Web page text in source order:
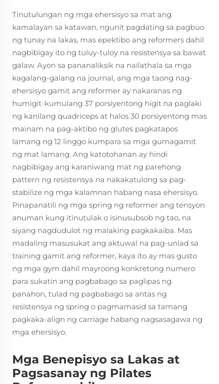
Tinutulungan ng mga ehersisyo sa mat ang
kamalayan sa katawan, ngunit pagdating sa pagbuo
ng tunay na lakas, mas epektibo ang reformers dahil
nagbibigay ito ng tuluy-tuloy na resistensya sa bawat
galaw. Ayon sa pananaliksik na nailathala sa mga
kagalang-galang na journal, ang mga taong nag-
ehersisyo gamit ang reformer ay nakaranas ng
humigit-kumulang 37 porsiyentong higit na paglaki
ng kanilang quadriceps at halos 30 porsiyentong mas
mainam na pag-aktibo ng glutes pagkatapos
lamang ng 12 linggo kumpara sa mga gumagamit
ng mat lamang. Ang katotohanan ay hindi
nagbibigay ang karaniwang mat ng parehong
pattern ng resistensya na nakakatulong sa pag-
stabilize ng mga kalamnan habang nasa ehersisyo.
Pinapanatili ng mga spring ng reformer ang tensyon
anuman kung itinutulak o isinusubsob ng tao, na
siyang nagdudulot ng malaking pagkakaiba. Mas
madaling masusukat ang aktuwal na pag-unlad sa
training gamit ang reformer, kaya ito ay mas gusto
ng mga gym dahil mayroong konkretong numero
para sukatin ang pagbabago sa paglipas ng
panahon, tulad ng pagbabago sa antas ng
resistensya ng spring o pagmamasid sa tamang
pagkaka-align ng carriage habang nagsasagawa ng
mga ehersisyo.
Mga Benepisyo sa Lakas at
Pagsasanay ng Pilates